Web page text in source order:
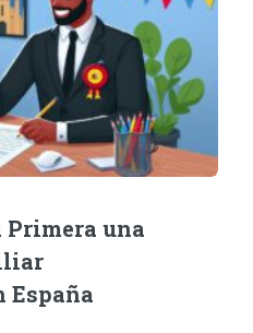
Primera una